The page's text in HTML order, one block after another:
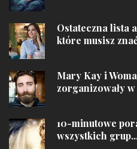
Ostateczna lista
które musisz
Mary Kay i
zorganizowały
10-minutowe
wszystkich